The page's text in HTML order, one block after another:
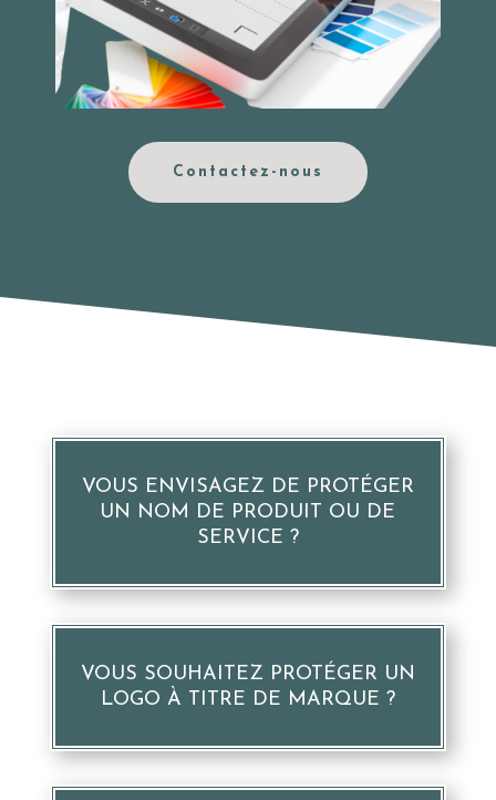
Contactez-nous
VOUS ENVISAGEZ DE PROTÉGER
UN NOM DE PRODUIT OU DE
SERVICE ?
VOUS SOUHAITEZ PROTÉGER UN
LOGO À TITRE DE MARQUE ?